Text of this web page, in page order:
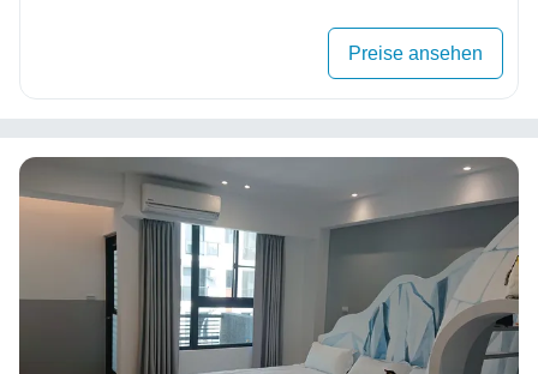
Preise ansehen